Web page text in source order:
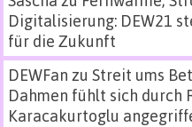
Digitalisierung: DEW21
für die Zukunft
DEWFan zu Streit ums
Dahmen fühlt sich durch
Karacakurtoglu